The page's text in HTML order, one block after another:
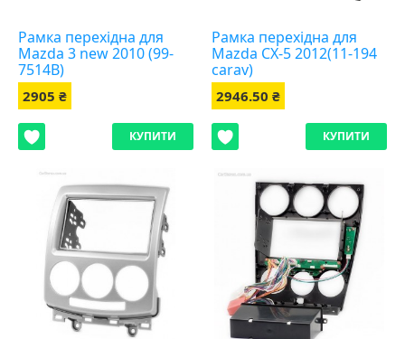
Рамка перехідна для
Mazda 3 new 2010 (99-
7514B)
2905 ₴
КУПИТИ
Рамка перехідна для
Mazda CX-5 2012(11-194
carav)
2946.50 ₴
КУПИТИ